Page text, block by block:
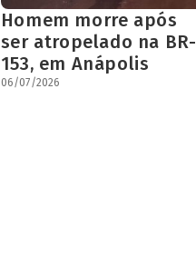
Homem morre após
ser atropelado na BR-
153, em Anápolis
06/07/2026